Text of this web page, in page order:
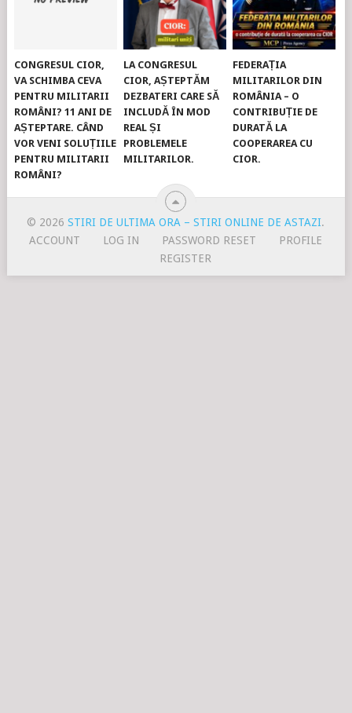
CONGRESUL CIOR,
VA SCHIMBA CEVA
PENTRU MILITARII
ROMÂNI? 11 ANI DE
AȘTEPTARE. CÂND
VOR VENI SOLUȚIILE
PENTRU MILITARII
ROMÂNI?
LA CONGRESUL
CIOR, AȘTEPTĂM
DEZBATERI CARE SĂ
INCLUDĂ ÎN MOD
REAL ȘI
PROBLEMELE
MILITARILOR.
FEDERAȚIA
MILITARILOR DIN
ROMÂNIA – O
CONTRIBUȚIE DE
DURATĂ LA
COOPERAREA CU
CIOR.
© 2026STIRI DE ULTIMA ORA – STIRI ONLINE DE ASTAZI.
ACCOUNT
LOG IN PASSWORD RESET
PROFILE
REGISTER